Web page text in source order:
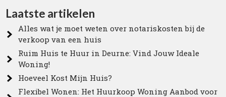
Laatste artikelen
Alles wat je moet weten over notariskosten bij de
verkoop van een huis
Ruim Huis te Huur in Deurne: Vind Jouw Ideale
Woning!
Hoeveel Kost Mijn Huis?
Flexibel Wonen: Het Huurkoop Woning Aanbod voor